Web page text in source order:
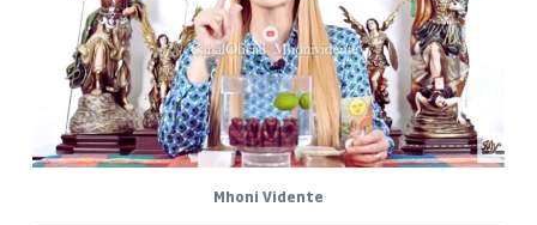
Mhoni Vidente